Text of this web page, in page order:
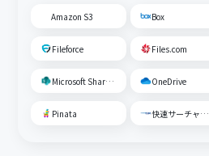
Amazon S3 Box
Fileforce Files.com
Microsoft SharePoint OneDrive
Pinata 快速サーチャーGX